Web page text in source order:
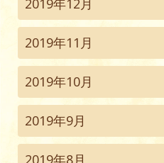
2019年12月
2019年11月
2019年10月
2019年9月
2019年8月